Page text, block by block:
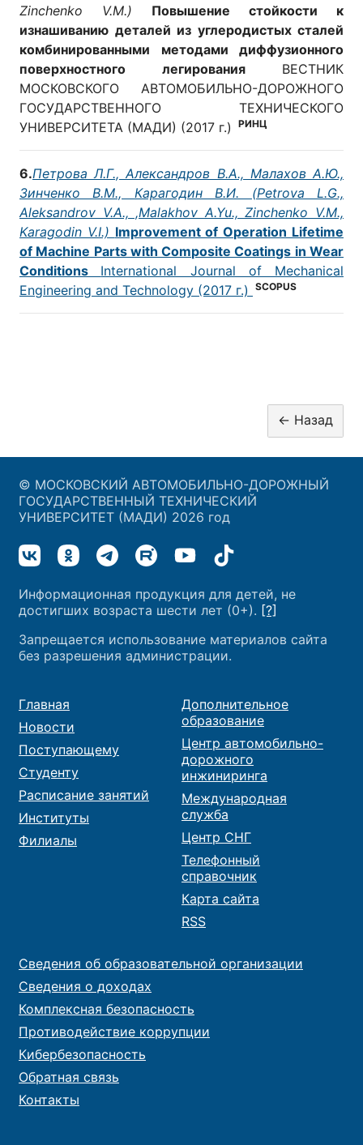
Zinchenko V.M.) Повышение стойкости к
изнашиванию деталей из углеродистых сталей
комбинированными методами диффузионного
поверхностного легирования ВЕСТНИК
МОСКОВСКОГО АВТОМОБИЛЬНО-ДОРОЖНОГО
ГОСУДАРСТВЕННОГО ТЕХНИЧЕСКОГО
УНИВЕРСИТЕТА (МАДИ) (2017 г.)
РИНЦ
6.Петрова Л.Г., Александров В.А., Малахов А.Ю.,
Зинченко В.М., Карагодин В.И. (Petrova L.G.,
Aleksandrov V.A., ,Malakhov A.Yu., Zinchenko V.M.,
Karagodin V.I.) Improvement of Operation Lifetime
of Machine Parts with Composite Coatings in Wear
Conditions International Journal of Mechanical
Engineering and Technology (2017 г.)
SCOPUS
© МОСКОВСКИЙ АВТОМОБИЛЬНО-ДОРОЖНЫЙ
ГОСУДАРСТВЕННЫЙ ТЕХНИЧЕСКИЙ
УНИВЕРСИТЕТ (МАДИ) 2026 год
Информационная продукция для детей, не
достигших возраста шести лет (0+). [?]
Запрещается использование материалов сайта
без разрешения администрации.
Главная
Новости
Поступающему
Студенту
Расписание занятий
Институты
Филиалы
Дополнительное
образование
Центр автомобильно-
дорожного
инжиниринга
Международная
служба
Центр СНГ
Телефонный
справочник
Карта сайта
RSS
Сведения об образовательной организации
Сведения о доходах
Комплексная безопасность
Противодействие коррупции
Кибербезопасность
Обратная связь
Контакты